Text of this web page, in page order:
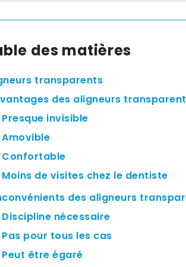
des matières
transparents
des aligneurs
Presque invisible
Amovible
Confortable
Moins de visites chez le dentiste
des aligneurs
Discipline nécessaire
Pas pour tous les cas
Peut être égaré